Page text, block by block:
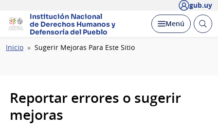
gub.uy
Institución Nacional
de Derechos Humanosy
Defensoría del Pueblo
Desplegar
Menú Abrir
Ruta
Inicio Sugerir Mejoras Para Este Sitio
Reportar errores o sugerir
mejoras